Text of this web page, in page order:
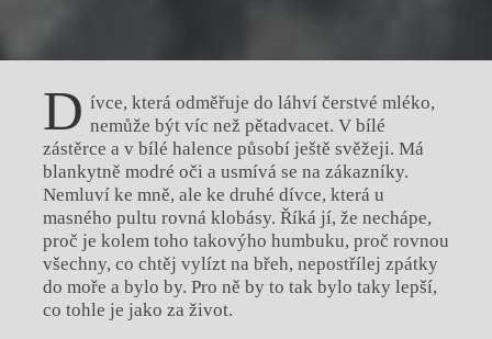
D ívce, která odměřuje do láhví čerstvé mléko,
nemůže být víc než pětadvacet. V bílé
zástěrce a v bílé halence působí ještě svěžeji. Má
blankytně modré oči a usmívá se na zákazníky.
Nemluví ke mně, ale ke druhé dívce, která u
masného pultu rovná klobásy. Říká jí, že nechápe,
proč je kolem toho takovýho humbuku, proč rovnou
všechny, co chtěj vylízt na břeh, nepostřílej zpátky
do moře a bylo by. Pro ně by to tak bylo taky lepší,
co tohle je jako za život.